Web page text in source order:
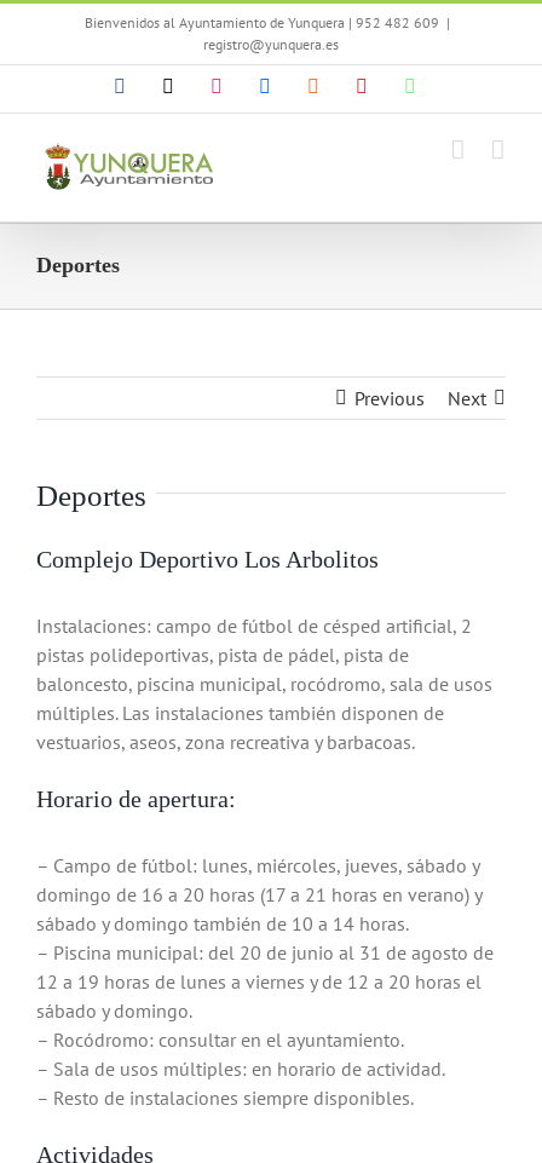
contenido
Bienvenidos al Ayuntamiento de Yunquera | 952 482 609 |
registro@yunquera.es
Facebook InstagramFlickr YouTube
Deportes
Previous Next
Deportes
Complejo Deportivo Los Arbolitos
Instalaciones: campo de fútbol de césped artificial, 2
pistas polideportivas, pista de pádel, pista de
baloncesto, piscina municipal, rocódromo, sala de usos
múltiples. Las instalaciones también disponen de
vestuarios, aseos, zona recreativa y barbacoas.
Horario de apertura:
– Campo de fútbol: lunes, miércoles, jueves, sábado y
domingo de 16 a 20 horas (17 a 21 horas en verano) y
sábado y domingo también de 10 a 14 horas.
– Piscina municipal: del 20 de junio al 31 de agosto de
12 a 19 horas de lunes a viernes y de 12 a 20 horas el
sábado y domingo.
– Rocódromo: consultar en el ayuntamiento.
– Sala de usos múltiples: en horario de actividad.
– Resto de instalaciones siempre disponibles.
Actividades